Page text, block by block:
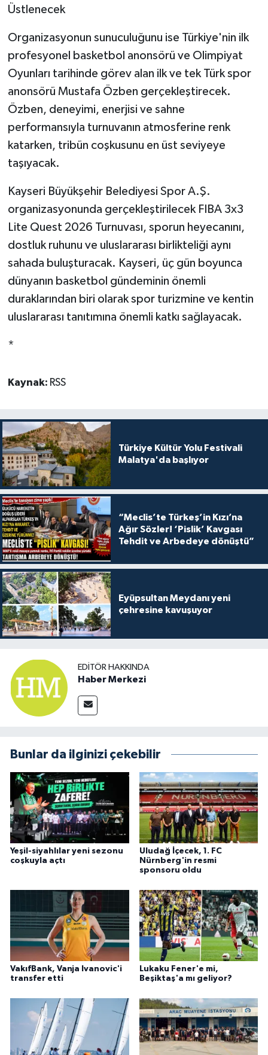
Üstlenecek
Organizasyonun sunuculuğunu ise Türkiye'nin ilk
profesyonel basketbol anonsörü ve Olimpiyat
Oyunları tarihinde görev alan ilk ve tek Türk spor
anonsörü Mustafa Özben gerçekleştirecek.
Özben, deneyimi, enerjisi ve sahne
performansıyla turnuvanın atmosferine renk
katarken, tribün coşkusunu en üst seviyeye
taşıyacak.
Kayseri Büyükşehir Belediyesi Spor A.Ş.
organizasyonunda gerçekleştirilecek FIBA 3x3
Lite Quest 2026 Turnuvası, sporun heyecanını,
dostluk ruhunu ve uluslararası birlikteliği aynı
sahada buluşturacak. Kayseri, üç gün boyunca
dünyanın basketbol gündeminin önemli
duraklarından biri olarak spor turizmine ve kentin
uluslararası tanıtımına önemli katkı sağlayacak.
*
Kaynak: RSS
Türkiye Kültür Yolu Festivali
Malatya'da başlıyor
“Meclis’te Türkeş’in Kızı’na
Ağır Sözler! ‘Pislik’ Kavgası
Tehdit ve Arbedeye dönüştü”
Eyüpsultan Meydanı yeni
çehresine kavuşuyor
EDITÖR HAKKINDA
Haber Merkezi
Bunlar da ilginizi çekebilir
Yeşil-siyahlılar yeni sezonu
coşkuyla açtı
Uludağ İçecek, 1. FC
Nürnberg'in resmi
sponsoru oldu
VakıfBank, Vanja Ivanovic'i
transfer etti
Lukaku Fener'e mi,
Beşiktaş'a mı geliyor?